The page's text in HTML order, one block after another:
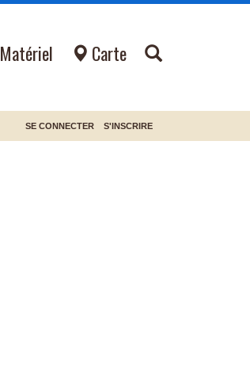
Matériel Carte
SE CONNECTER S'INSCRIRE